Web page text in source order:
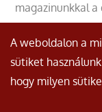
magazinunkkal a
©
A weboldalon a
sütiket
hogy milyen